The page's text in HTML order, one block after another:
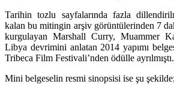
Tarihin tozlu sayfalarında fazla
kalan bu mitingin arşiv görüntülerinden 7
kurgulayan Marshall Curry, Muammer
Libya devrimini anlatan 2014 yapımı
Tribeca Film Festivali’nden ödülle ayrılmıştı.
Mini belgeselin resmi sinopsisi ise şu şekilde;